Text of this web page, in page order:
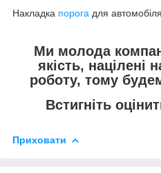
Накладка порога для
Ми молода
якість, націлені
роботу, тому
Встигніть
Приховати